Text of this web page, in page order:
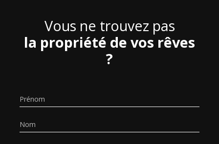
Vous ne trouvez pas
la propriété de vos rêves
?
Prénom
Nom